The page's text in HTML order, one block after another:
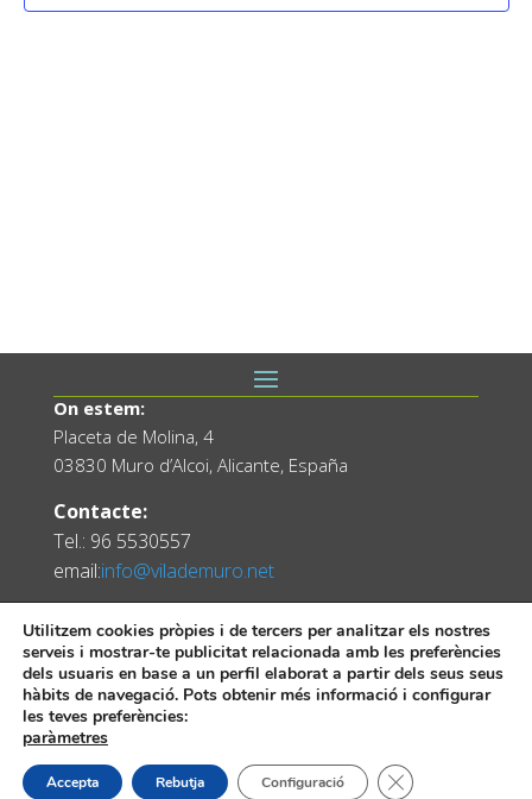
On estem:
Placeta de Molina, 4
03830 Muro d’Alcoi, Alicante, España
Contacte:
Tel.: 96 5530557
email:info@vilademuro.net
Web desenvolupada pel Servei d'Informàtica
Diputació d'Alacant.
Utilitzem cookies pròpies i de tercers per analitzar els nostres
serveis i mostrar-te publicitat relacionada amb les preferències
dels usuaris en base a un perfil elaborat a partir dels seus seus
hàbits de navegació. Pots obtenir més informació i configurar
les teves preferències:
paràmetres
Accepta Rebutja Configuració Tanca el bàner de